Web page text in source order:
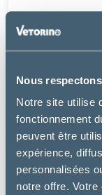
Nous
Notre site utilise
fonctionnement
peuvent être
expérience,
personnalisées
notre offre.